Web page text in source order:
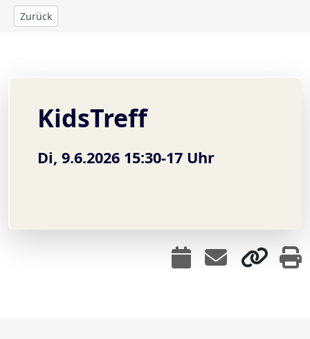
Zurück
KidsTreff
Di, 9.6.2026 15:30-17 Uhr